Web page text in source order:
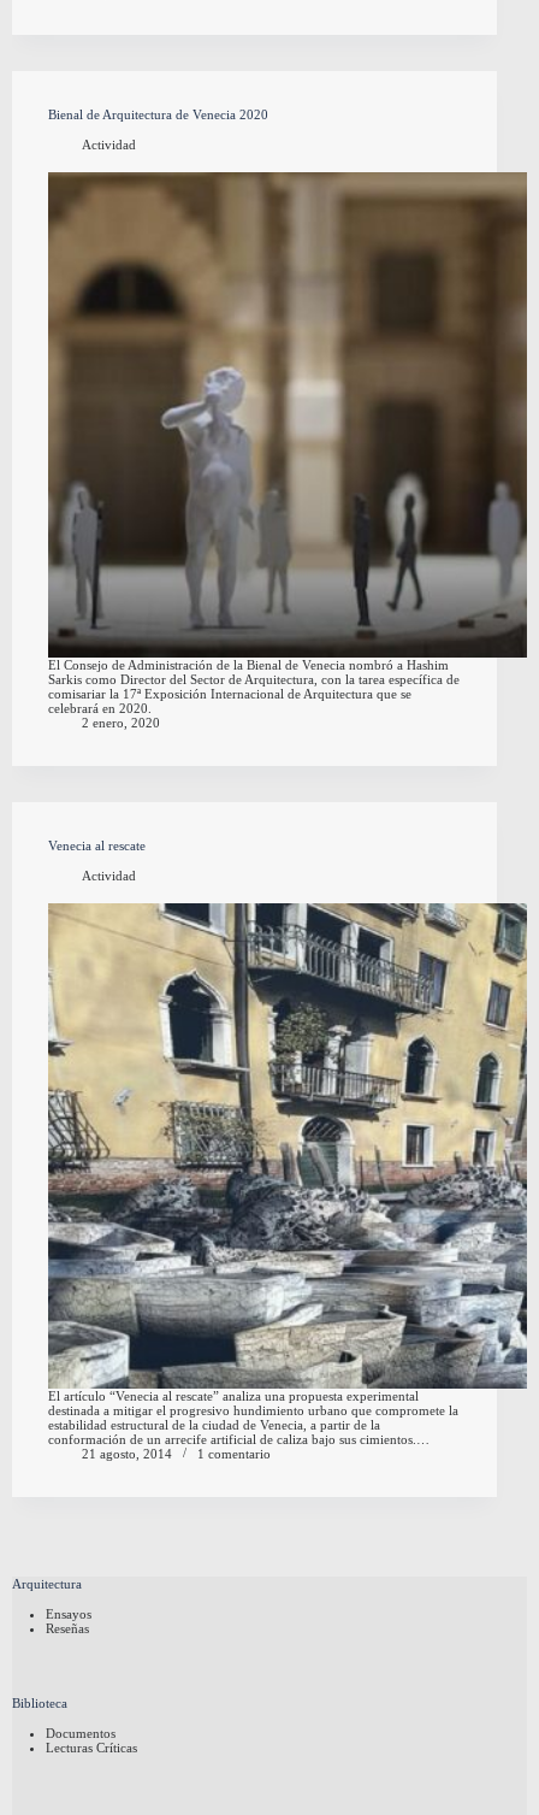
Bienal de Arquitectura de Venecia 2020
Actividad
El Consejo de Administración de la Bienal de Venecia nombró a Hashim
Sarkis como Director del Sector de Arquitectura, con la tarea específica de
comisariar la 17ª Exposición Internacional de Arquitectura que se
celebrará en 2020.
2 enero, 2020
Venecia al rescate
Actividad
El artículo “Venecia al rescate” analiza una propuesta experimental
destinada a mitigar el progresivo hundimiento urbano que compromete la
estabilidad estructural de la ciudad de Venecia, a partir de la
conformación de un arrecife artificial de caliza bajo sus cimientos.…
21 agosto, 2014
1 comentario
Arquitectura
Ensayos
Reseñas
Biblioteca
Documentos
Lecturas Críticas